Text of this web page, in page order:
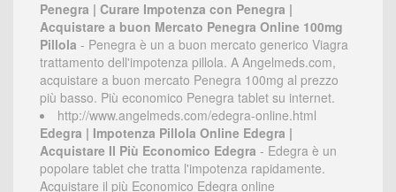
Penegra | Curare Impotenza con Penegra |
Acquistare a buon Mercato Penegra Online 100mg
Pillola - Penegra è un a buon mercato generico Viagra
trattamento dell'impotenza pillola. A Angelmeds.com,
acquistare a buon mercato Penegra 100mg al prezzo
più basso. Più economico Penegra tablet su internet.
http://www.angelmeds.com/edegra-online.html
Edegra | Impotenza Pillola Online Edegra |
Acquistare Il Più Economico Edegra - Edegra è un
popolare tablet che tratta l'impotenza rapidamente.
Acquistare il più Economico Edegra online